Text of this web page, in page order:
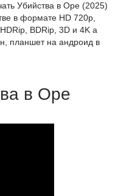
Убийства в Оре (2025)
в формате HD 720p,
BDRip, 3D и 4K а
планшет на андроид в
в Оре